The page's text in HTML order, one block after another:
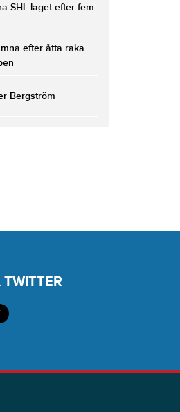
SHL-laget efter fem
efter åtta raka
Bergström
TWITTER